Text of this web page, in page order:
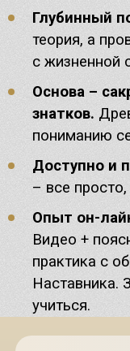
Глубинный
теория, а
с жизненной
Основа –
знатков.
пониманию
Доступно и
– все
Опыт он-
Видео +
практика с
Наставника.
учиться.